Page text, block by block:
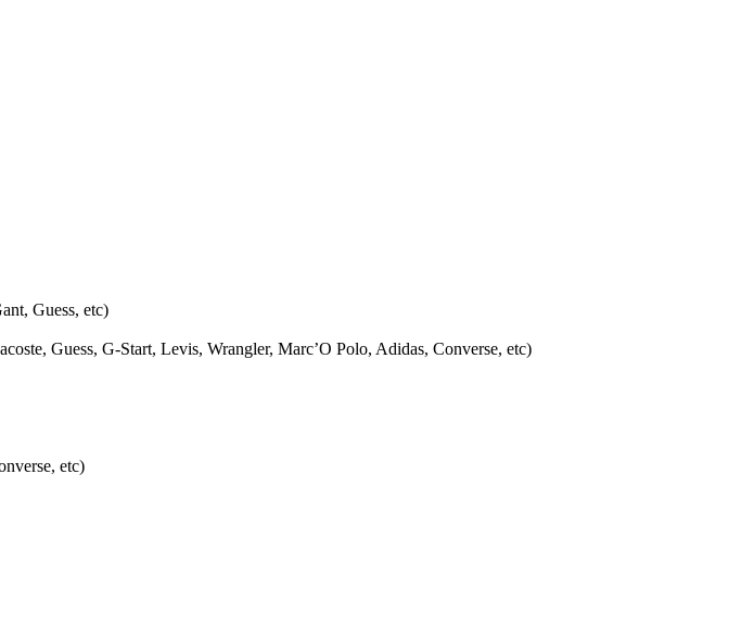
Guess, etc)
Guess, G-Start, Levis, Wrangler, Marc’O Polo, Adidas, Converse, etc)
etc)